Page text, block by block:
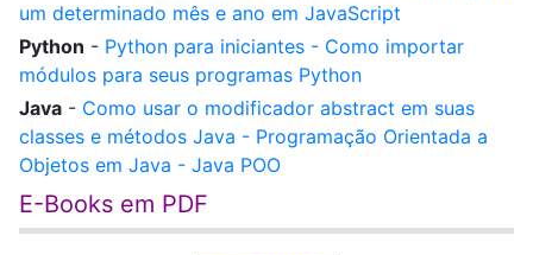
um determinado mês e ano em JavaScript
Python - Python para iniciantes - Como importar
módulos para seus programas Python
Java - Como usar o modificador abstract em suas
classes e métodos Java - Programação Orientada a
Objetos em Java - Java POO
E-Books em PDF